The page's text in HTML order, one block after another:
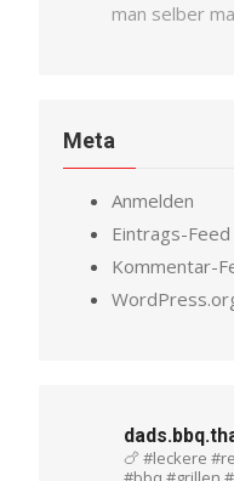
man selber
Meta
Anmelden
Eintrags-Feed
Kommentar-
🍗 #leckere